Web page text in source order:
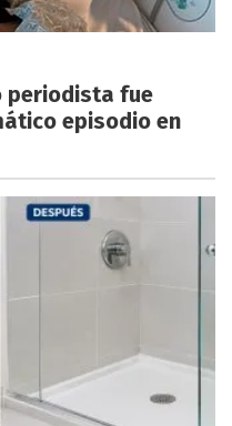
periodista fue
episodio en